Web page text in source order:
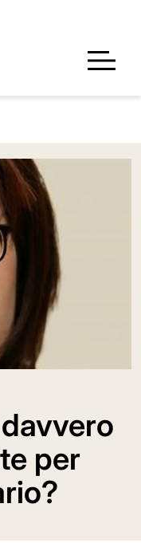
per